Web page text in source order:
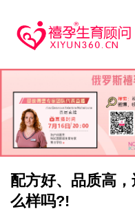
配方好、品质高
么样吗?!